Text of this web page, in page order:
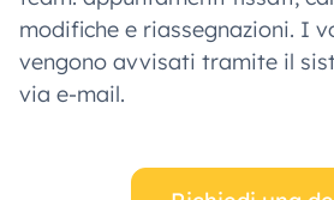
modifiche e riassegnazioni. I
vengono avvisati tramite il
via e-mail.